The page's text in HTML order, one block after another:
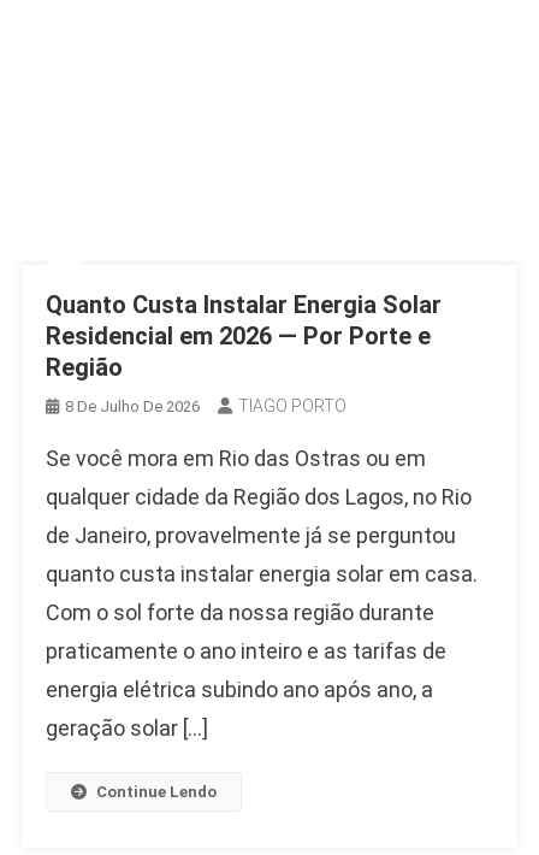
Quanto Custa Instalar Energia Solar
Residencial em 2026 — Por Porte e
Região
8 De Julho De 2026 TIAGO PORTO
Se você mora em Rio das Ostras ou em
qualquer cidade da Região dos Lagos, no Rio
de Janeiro, provavelmente já se perguntou
quanto custa instalar energia solar em casa.
Com o sol forte da nossa região durante
praticamente o ano inteiro e as tarifas de
energia elétrica subindo ano após ano, a
geração solar […]
Continue Lendo